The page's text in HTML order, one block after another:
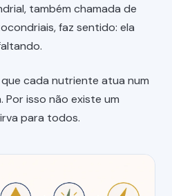
também chamada de
faz sentido: ela
cada nutriente atua num
isso não existe um
para todos.